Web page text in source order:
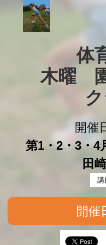
体
木曜　
開催
第1・2・3・4
田
開催